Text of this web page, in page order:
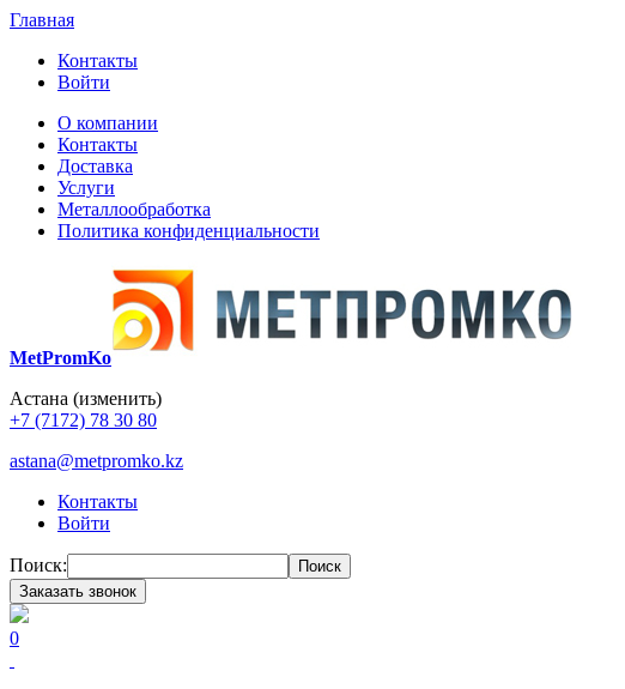
Главная
Контакты
Войти
О компании
Контакты
Доставка
Услуги
Металлообработка
Политика конфиденциальности
MetPromKo
Астана (изменить)
+7 (7172) 78 30 80
astana@metpromko.kz
Контакты
Войти
Поиск:
Поиск
Заказать звонок
0